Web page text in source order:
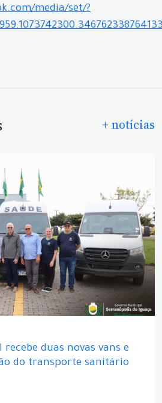
media/set/?
+ notícias
duas novas vans e
do transporte sanitário